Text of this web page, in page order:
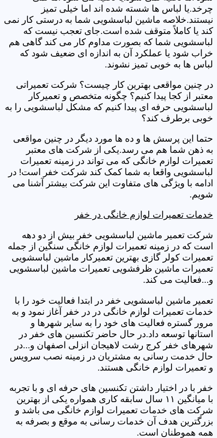
چرخد.یا لباس ها شسته شده اند اما خیلی تمیز
نیستند.خلاصه ماشین لباسشویی شما به درستی کار نمی
کند یا کاملاً متوقف شده است.جای تعجب نیست که
لباسشویی شما که بصورت مداوم کار می کند گاهی هم
خراب شود یا عملکرد آن به اندازه ای ضعیف شود که
لباس ها به خوبی تمیز نشوند.
در چنین مواقعی بهترین کار چیست؟ شرکت تعمیراتی
معتبر از کجا پیدا کنیم؟ چگونه متخصص و تعمیرکار
لباسشویی حرفه ای پیدا کنیم که مشکل لباسشویی را به
خوبی برطرف کند؟
حتما این پرسش ها و ده ها مورد دیگر در چنین مواقعی
به ذهن شما هم می رسد.یکی از شرکت های معتبر
تعمیرات لوازم خانگی که می تواند در زمینه تعمیرات
لباسشویی واقعا به شما کمک کند شرکت خفر است! در
ادامه با ویژگی های متفاوت این شرکت بیشتر آشنا می
شویم.
خدمات تعمیرات لوازم خانگی در خفر
شرکت تعمیر ماشین لباسشویی خفر بیش از دو دهه
است که در زمینه تعمیرات لوازم خانگی سنگین از جمله
تعمیرات کولر گازی بهترین تعمیرکار ماشین لباسشویی
تعمیرات ماشین ظرفشویی تعمیرات ماشین لباسشویی
و...فعالیت می کند.
تعمیر ماشین لباسشویی خفر در ابتدا فعالیت خود را با
خدمات تعمیرات لوازم خانگی در در خفر آغاز نمود و به
مرور گستره فعالیت های خود را به سایر شهرها و
استانها توسعه داد.در حال حاضر تکنسین های خفر در
شهرهای خفر کرج رشت لاهیجان انزلی اصفهان و...در
حال خدمت رسانی به مشتریان در زمینه نصب سرویس
و تعمیرات لوازم خانگی هستند.
خفر با در اختیار داشتن تکنسین های حرفه ای و با تجربه
با میانگین ۱۱ سال سابقه کاری همواره یکی از بهترین
شرکت های خدمات تعمیرات لوازم خانگی می باشد و
بزرگترین هدف آن خدمات رسانی به موقع و بصرفه به
همه هموطنان است.